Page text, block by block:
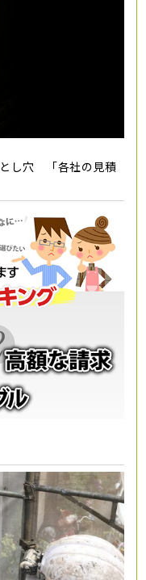
し穴 「各社の見積